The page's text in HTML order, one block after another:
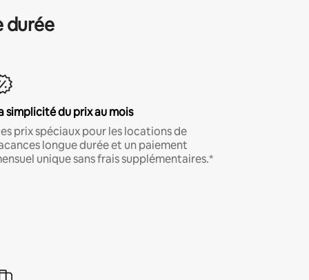
durée
simplicité du prix au mois
prix spéciaux pour les locations de
longue durée et un paiement
unique sans frais supplémentaires.*